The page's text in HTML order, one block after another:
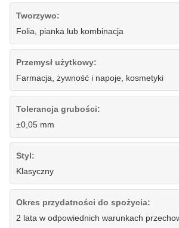
Tworzywo:
Folia, pianka lub kombinacja
Przemysł użytkowy:
Farmacja, żywność i napoje, kosmetyki
Tolerancja grubości:
±0,05 mm
Styl:
Klasyczny
Okres przydatności do spożycia:
2 lata w odpowiednich warunkach